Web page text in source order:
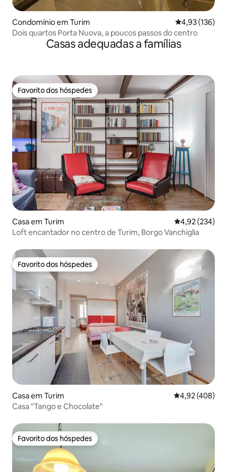
Condomínio em Turim Classificação
4,93 (136)
Dois quartos Porta Nuova, a poucos passos do centro
Casas adequadas a famílias
Favorito dos hóspedes
Favorito dos hóspedes
Casa em Turim Classificação
4,92 (234)
Loft encantador no centro de Turim, Borgo Vanchiglia
Favorito dos hóspedes
Favorito dos hóspedes
Casa em Turim Classificação
4,92 (408)
Casa "Tango e Chocolate"
Favorito dos hóspedes
Favorito dos hóspedes